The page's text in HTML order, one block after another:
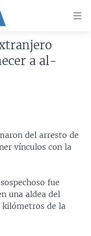
a al-
del arresto de
vínculos con la
fue
una aldea del
kilómetros de la